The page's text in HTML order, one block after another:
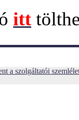
itt
a szolgáltatói